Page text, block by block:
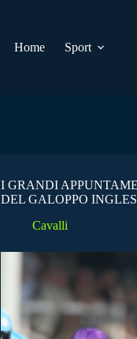
Home
Sport
I GRANDI
DEL GALOPPO
Cavalli